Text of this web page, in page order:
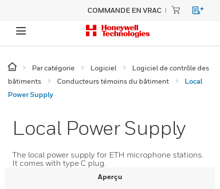
COMMANDE EN VRAC
Par catégorie Logiciel
Logiciel de contrôle des
bâtiments
Conducteurs témoins du bâtiment
Local
Power Supply
Local Power Supply
The local power supply for ETH microphone stations.
It comes with type C plug.
Aperçu